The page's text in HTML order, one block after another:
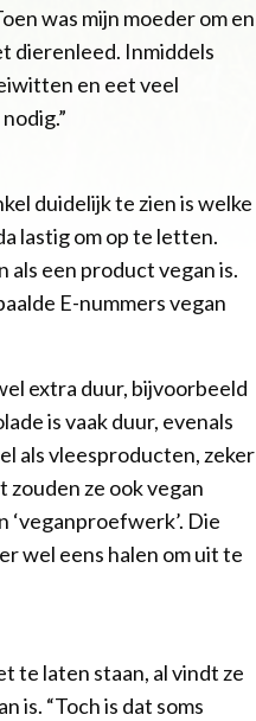
was mijn moeder om en
dierenleed. Inmiddels
en eet veel
duidelijk te zien is welke
lastig om op te letten.
als een product vegan is.
E-nummers vegan
extra duur, bijvoorbeeld
is vaak duur, evenals
als vleesproducten, zeker
zouden ze ook vegan
‘veganproefwerk’. Die
wel eens halen om uit te
te laten staan, al vindt ze
is. “Toch is dat soms